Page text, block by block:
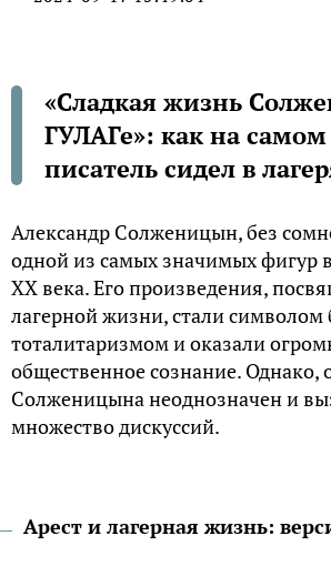
«Сладкая жизнь
ГУЛАГе»: как на самом
писатель сидел в
Александр Солженицын, без
одной из самых значимых фигур
XX века. Его произведения,
лагерной жизни, стали символом
тоталитаризмом и оказали
общественное сознание. Однако,
Солженицына неоднозначен и
множество дискуссий.
Арест и лагерная жизнь: